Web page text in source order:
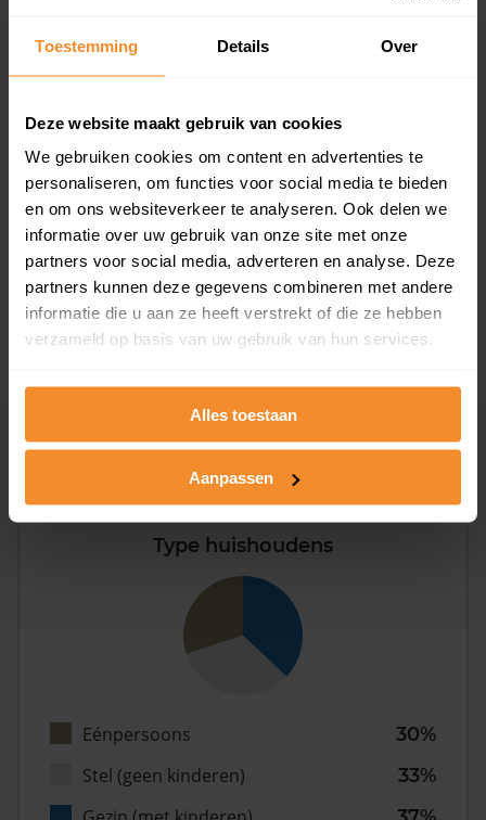
Toestemming Details Over
Deze website maakt gebruik van cookies
We gebruiken cookies om content en advertenties te
personaliseren, om functies voor social media te bieden
en om ons websiteverkeer te analyseren. Ook delen we
informatie over uw gebruik van onze site met onze
partners voor social media, adverteren en analyse. Deze
partners kunnen deze gegevens combineren met andere
informatie die u aan ze heeft verstrekt of die ze hebben
verzameld op basis van uw gebruik van hun services.
Alles toestaan
Aanpassen
T/m 1945
0%
1946 - 1980
90%
1981 - 2007
10%
2008 of later
Inwoners
Type huishoudens
Eénpersoons
30%
Stel (geen kinderen)
33%